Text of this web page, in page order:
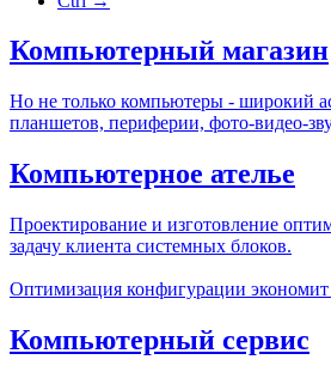
Компьютерный магазин
Но не только компьютеры - широкий
планшетов, периферии, фото-видео-
Компьютерное ателье
Проектирование и изготовление
задачу клиента системных блоков.
Оптимизация конфигурации экономит
Компьютерный сервис